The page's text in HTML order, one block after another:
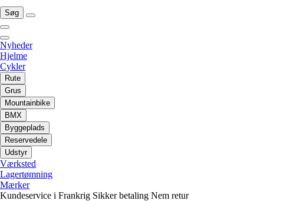
Søg
Nyheder
Hjelme
Cykler
Rute
Grus
Mountainbike
BMX
Byggeplads
Reservedele
Udstyr
Værksted
Lagertømning
Mærker
Kundeservice i Frankrig Sikker betaling Nem retur